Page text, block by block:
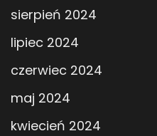
sierpień 2024
lipiec 2024
czerwiec 2024
maj 2024
kwiecień 2024